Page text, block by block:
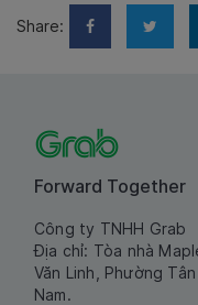
Share:
Forward Together
Công ty TNHH Grab
Địa chỉ: Tòa nhà
Văn Linh, Phường
Nam.